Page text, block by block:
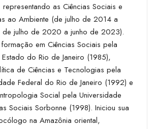
as Ciências Sociais e
ao Ambiente (de julho de 2014 a
de julho de 2020 a junho de 2023).
em Ciências Sociais pela
do Rio de Janeiro (1985),
de Ciências e Tecnologias pela
Federal do Rio de Janeiro (1992) e
Social pela Universidade
Sociais Sorbonne (1998). Iniciou sua
na Amazônia oriental,